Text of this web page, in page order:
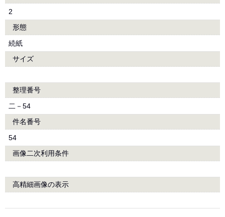
2
形態
続紙
サイズ
整理番号
二－54
件名番号
54
画像二次利用条件
高精細画像の表示